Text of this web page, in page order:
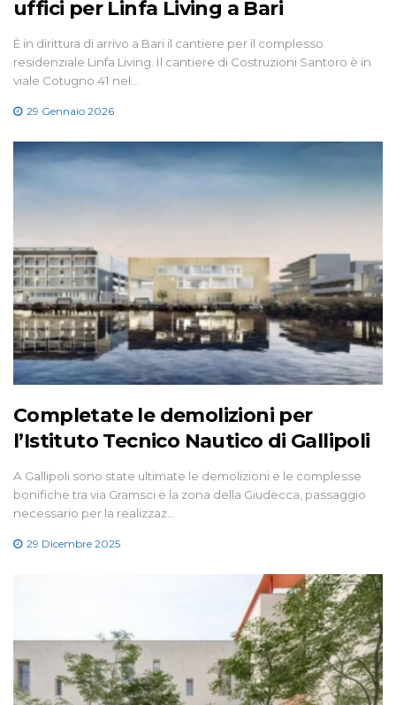
uffici per Linfa Living a Bari
È in dirittura di arrivo a Bari il cantiere per il complesso
residenziale Linfa Living. Il cantiere di Costruzioni Santoro è in
viale Cotugno 41 nel…
29 Gennaio 2026
Completate le demolizioni per
l’Istituto Tecnico Nautico di Gallipoli
A Gallipoli sono state ultimate le demolizioni e le complesse
bonifiche tra via Gramsci e la zona della Giudecca, passaggio
necessario per la realizzaz…
29 Dicembre 2025